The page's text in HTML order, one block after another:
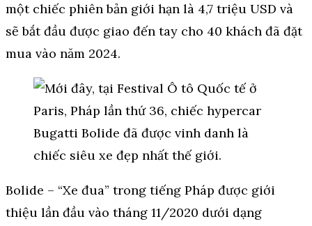
một chiếc phiên bản giới hạn là 4,7 triệu USD và
sẽ bắt đầu được giao đến tay cho 40 khách đã đặt
mua vào năm 2024.
Bolide – “Xe đua” trong tiếng Pháp được giới
thiệu lần đầu vào tháng 11/2020 dưới dạng